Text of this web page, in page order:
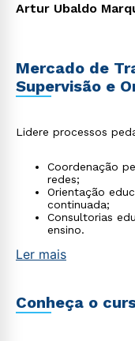
Artur Ubaldo
Mercado de
Supervisão e
Lidere processos
Coordenação
redes;
Orientação
continuada;
Consultorias
ensino.
Ler mais
Conheça o